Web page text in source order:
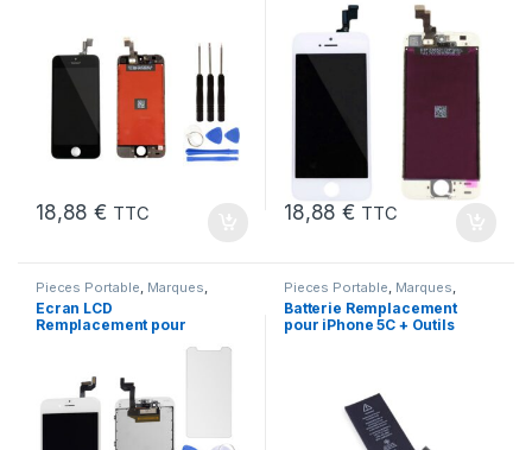
18,88€ TTC
tactile + Outils
18,88€ TTC
Pieces Portable Marques
Apple iPhone 6s
Ecran LCD
Remplacement pour
Pieces Portable Marques
Apple iPhone 5C Batteries et
chargeurs,Batteries Apple
Batterie Remplacement
pour iPhone 5C + Outils